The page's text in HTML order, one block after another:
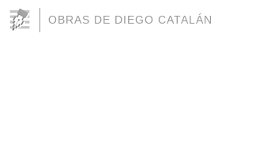
OBRAS DE DIEGO CATALÁN